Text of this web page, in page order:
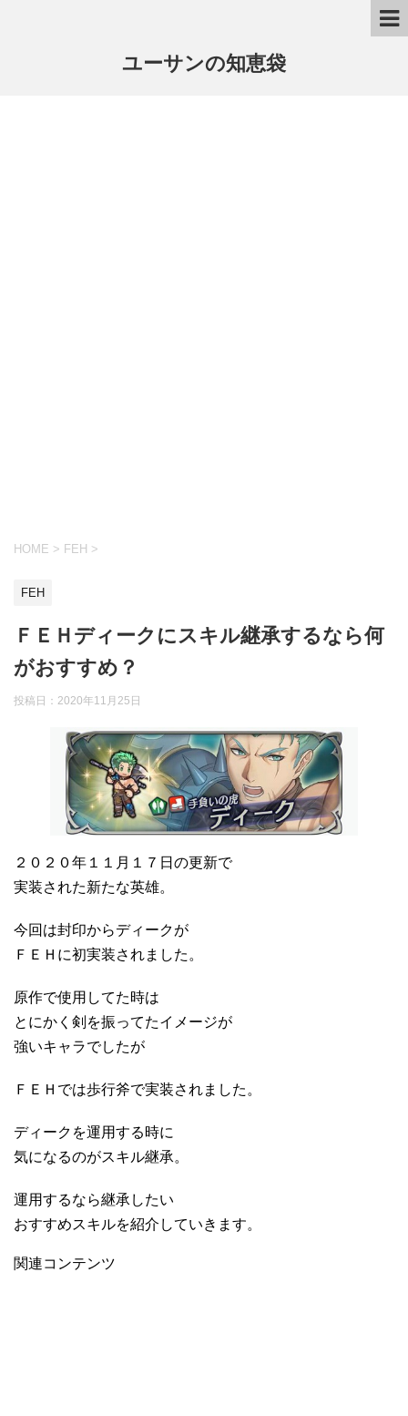
ユーサンの知恵袋
HOME > FEH >
FEH
ＦＥＨディークにスキル継承するなら何
がおすすめ？
投稿日： 2020年11月25日
２０２０年１１月１７日の更新で
実装された新たな英雄。
今回は封印からディークが
ＦＥＨに初実装されました。
原作で使用してた時は
とにかく剣を振ってたイメージが
強いキャラでしたが
ＦＥＨでは歩行斧で実装されました。
ディークを運用する時に
気になるのがスキル継承。
運用するなら継承したい
おすすめスキルを紹介していきます。
関連コンテンツ